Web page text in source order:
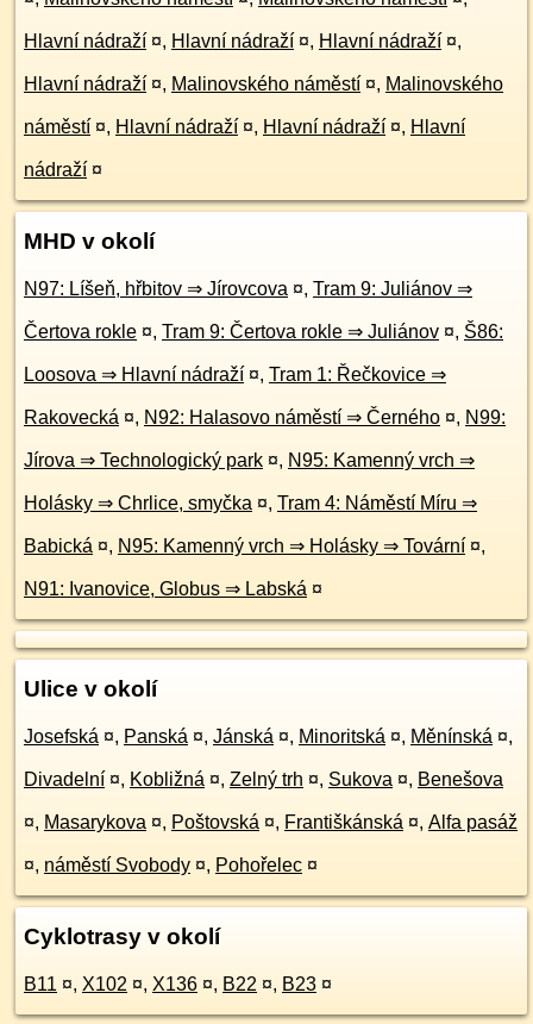
Hlavní nádraží ¤, Hlavní nádraží ¤, Hlavní nádraží ¤,
Hlavní nádraží ¤, Malinovského náměstí ¤, Malinovského
náměstí ¤, Hlavní nádraží ¤, Hlavní nádraží ¤, Hlavní
nádraží ¤
MHD v okolí
N97: Líšeň, hřbitov ⇒ Jírovcova ¤, Tram 9: Juliánov ⇒
Čertova rokle ¤, Tram 9: Čertova rokle ⇒ Juliánov ¤, Š86:
Loosova ⇒ Hlavní nádraží ¤, Tram 1: Řečkovice ⇒
Rakovecká ¤, N92: Halasovo náměstí ⇒ Černého ¤, N99:
Jírova ⇒ Technologický park ¤, N95: Kamenný vrch ⇒
Holásky ⇒ Chrlice, smyčka ¤, Tram 4: Náměstí Míru ⇒
Babická ¤, N95: Kamenný vrch ⇒ Holásky ⇒ Tovární ¤,
N91: Ivanovice, Globus ⇒ Labská ¤
Ulice v okolí
Josefská ¤, Panská ¤, Jánská ¤, Minoritská ¤, Měnínská ¤,
Divadelní ¤, Kobližná ¤, Zelný trh ¤, Sukova ¤, Benešova
¤, Masarykova ¤, Poštovská ¤, Františkánská ¤, Alfa pasáž
¤, náměstí Svobody ¤, Pohořelec ¤
Cyklotrasy v okolí
B11 ¤, X102 ¤, X136 ¤, B22 ¤, B23 ¤